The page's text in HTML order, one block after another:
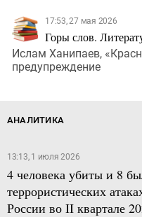
17:53, 27 мая 2026
Горы слов.
Ислам Ханипаев,
предупреждение
АНАЛИТИКА
13:13, 1 июля 2026
4 человека убиты и 8
террористических
России во II квартале